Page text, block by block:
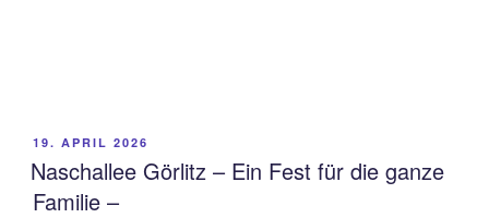
VERÖFFENTLICHT
AM
19. APRIL 2026
Naschallee Görlitz – Ein Fest für die ganze
Familie –